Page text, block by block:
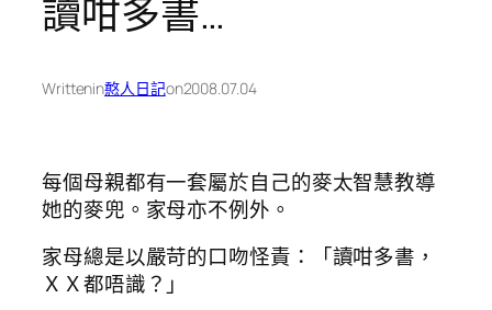
讀咁多書…
Writtenin憨人日記on2008.07.04
每個母親都有一套屬於自己的麥太智慧教導
她的麥兜。家母亦不例外。
家母總是以嚴苛的口吻怪責：「讀咁多書，
ＸＸ都唔識？」